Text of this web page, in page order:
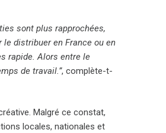
sont plus rapprochées,
distribuer en France ou en
rapide. Alors entre le
de travail.”, complète-t-
Malgré ce constat,
locales, nationales et